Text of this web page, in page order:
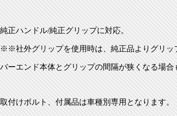
純正ハンドル/純正グリップに対応。
※※社外グリップを使用時は、純正品よりグリッ
バーエンド本体とグリップの間隔が狭くなる場
取付けボルト、付属品は車種別専用となります。